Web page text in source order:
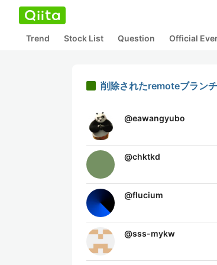
Trend Stock List Question Official
削除されたremoteブラン
@eawangyubo
@chktkd
@flucium
@sss-mykw